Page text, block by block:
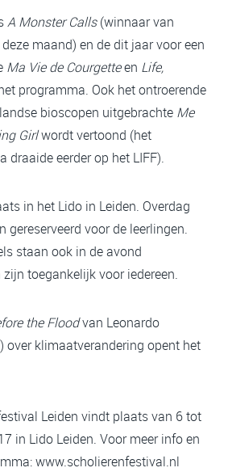
A Monster Calls(winnaar van
deze maand) en de dit jaar voor een
Ma Vie de Courgetteen Life,
programma. Ook het ontroerende
bioscopen uitgebrachte Me
Girlwordt vertoond (het
draaide eerder op het LIFF).
in het Lido in Leiden. Overdag
gereserveerd voor de leerlingen.
staan ook in de avond
toegankelijk voor iedereen.
the Floodvan Leonardo
over klimaatverandering opent het
Leiden vindt plaats van 6 tot
in Lido Leiden. Voor meer info en
www.scholierenfestival.nl